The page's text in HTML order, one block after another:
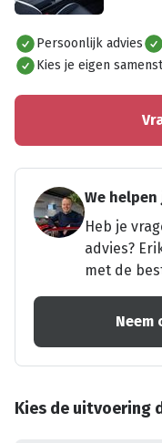
Alles bekijken
Persoonlijk advies
Kies je eigen
We
Heb je
advies?
met de
Neem
Kies de uitvoering